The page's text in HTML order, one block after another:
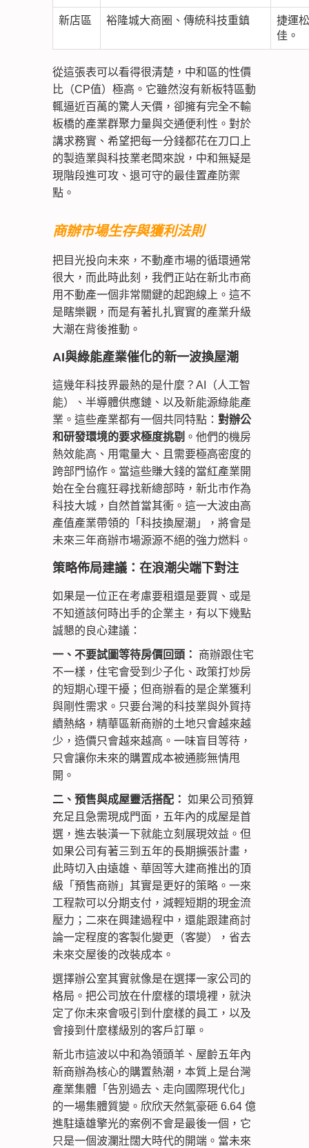
新店區 裕隆城大商圈、傳統科技重鎮
捷運
佳。
從這張表可以看得很清楚，中和區的性價
比（CP值）極高 。它雖然沒有新板特區動
輒逼近百萬的驚人天價，卻擁有完全不輸
板橋的產業群聚力量與交通便利性。對於
講求務實、希望把每一分錢都花在刀口上
的製造業與科技業老闆來說，中和無疑是
現階段進可攻、退可守的最佳置產防禦
點。
商辦市場生存與獲利法則
把目光投向未來，不動產市場的循環通常
很大，而此時此刻，我們正站在新北市商
用不動產一個非常關鍵的起跑線上。這不
是瞎樂觀，而是有著扎扎實實的產業升級
大潮在背後推動。
AI與綠能產業催化的新一波換屋潮
這幾年科技界最熱的是什麼？AI（人工智
能）、半導體供應鏈、以及新能源綠能產
業。這些產業都有一個共同特點： 對辦公
和研發環境的要求極度挑剔 。他們的機房
熱效能高、用電量大、且需要極高密度的
跨部門協作。當這些賺大錢的當紅產業開
始在全台瘋狂尋找新總部時，新北市作為
科技大城，自然首當其衝。這一大波由高
產值產業帶領的「科技換屋潮」，將會是
未來三年商辦市場源源不絕的強力燃料。
策略佈局建議：在浪潮尖端下對注
如果是一位正在考慮要租還是要買、或是
不知道該何時出手的企業主，有以下幾點
誠懇的良心建議：
一、不要試圖等待房價回頭：
商辦跟住宅
不一樣，住宅會受到少子化、政策打炒房
的短期心理干擾；但商辦看的是企業獲利
與剛性需求。只要台灣的科技業與外貿持
續熱絡，精華區新商辦的土地只會越來越
少，造價只會越來越高。一味盲目等待，
只會讓你未來的購置成本被通膨無情甩
開。
二、預售與成屋靈活搭配： 如果公司預算
充足且急需現成門面，五年內的成屋是首
選，進去裝潢一下就能立刻展現效益。但
如果公司有著三到五年的長期擴張計畫，
此時切入由遠雄、華固等大建商推出的頂
級「預售商辦」其實是更好的策略。一來
工程款可以分期支付，減輕短期的現金流
壓力；二來在興建過程中，還能跟建商討
論一定程度的客製化變更（客變），省去
未來交屋後的改裝成本。
選擇辦公室其實就像是在選擇一家公司的
格局。把公司放在什麼樣的環境裡，就決
定了你未來會吸引到什麼樣的員工，以及
會接到什麼樣級別的客戶訂單。
新北市這波以中和為領頭羊、屋齡五年內
新商辦為核心的購置熱潮，本質上是台灣
產業集體「告別過去、走向國際現代化」
的一場集體質變。欣欣天然氣豪砸 6.64 億
進駐遠雄擎光的案例不會是最後一個，它
只是一個波瀾壯闊大時代的開端。當未來